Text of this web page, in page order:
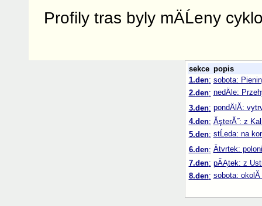
Profily tras byly mÄĹeny
sekce popis
1.den: sobota:
2.den: nedÄle:
3.den: pondÄlĂ­:
4.den: ĂşterĂ˝: z
5.den: stĹeda: na
6.den: Ätvrtek:
7.den: pĂĄtek: z
8.den: sobota: okolĂ­